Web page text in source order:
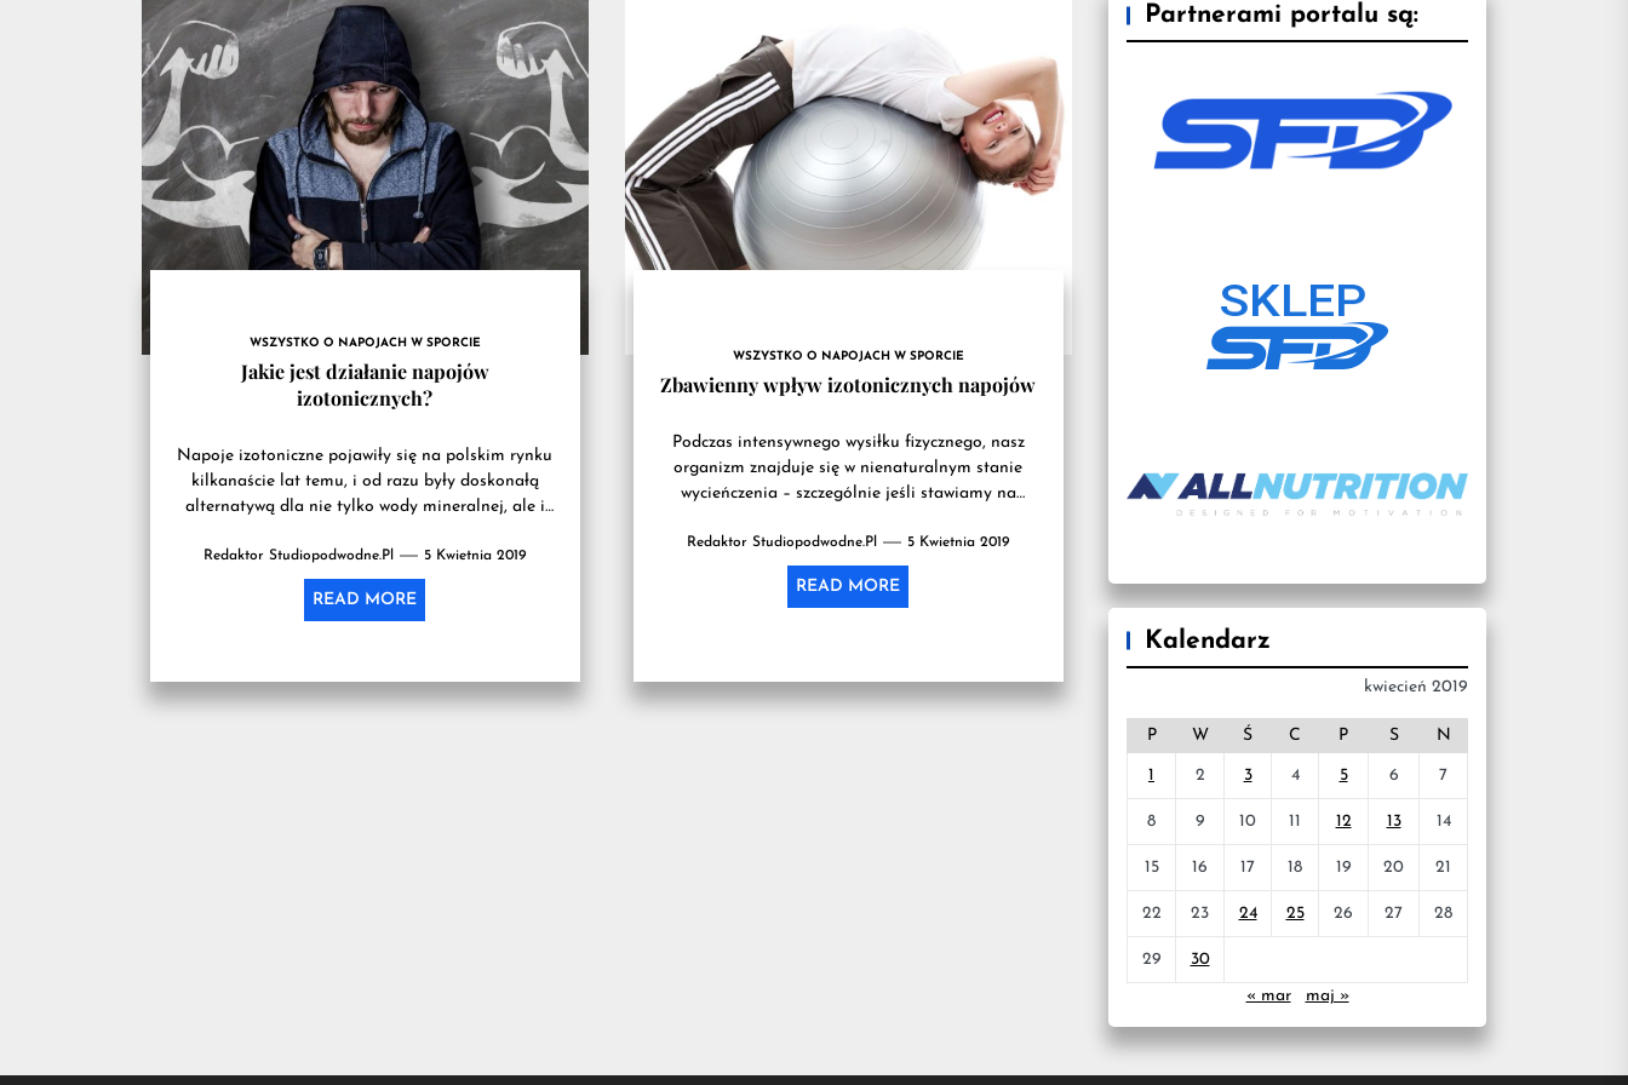
przydatnych
na
treningu
WSZYSTKO O NAPOJACH W SPORCIE
Jakie jest działanie napojów
izotonicznych?
Napoje izotoniczne pojawiły się na polskim rynku
kilkanaście lat temu, i od razu były doskonałą
alternatywą dla nie tylko wody mineralnej, ale i
Redaktor Studiopodwodne.pl 5 Kwietnia 2019
READ MORE
WSZYSTKO O NAPOJACH W SPORCIE
Zbawienny wpływ izotonicznych napojów
Podczas intensywnego wysiłku fizycznego, nasz
organizm znajduje się w nienaturalnym stanie
wycieńczenia – szczególnie jeśli stawiamy na
takiej...
Redaktor Studiopodwodne.pl 5 Kwietnia 2019
READ MORE
Partnerami portalu są:
Kalendarz
kwiecień 2019
P W Ś C P S N
1 2 3 4 5 6 7
8 9 10 11 12 13 14
15 16 17 18 19 20 21
22 23 24 25 26 27 28
29
30
« mar
maj »